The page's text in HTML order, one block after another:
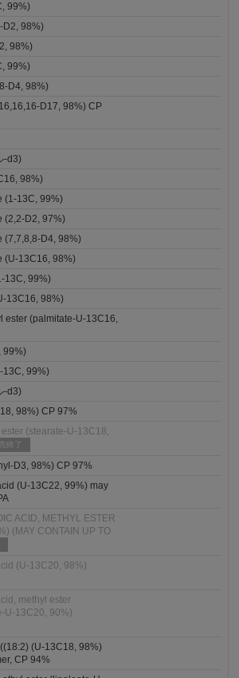
99%)
D2, 98%)
98%)
99%)
D4, 98%)
D17, 98%) CP
-d3)
98%)
(1-13C, 99%)
(2,2-D2, 97%)
(7,7,8,8-D4, 98%)
(U-13C16, 98%)
13C, 99%)
13C16, 98%)
ester (palmitate-U-13C16,
99%)
13C, 99%)
-d3)
98%) CP 97%
(stearate-U-13C18,
売終了
D3, 98%) CP 97%
(U-13C22, 99%) may
ACID, METHYL ESTER
(MAY CONTAIN UP TO
(U-13C20, 98%)
methyl ester
U-13C20, 90%)
(U-13C18, 98%)
CP 94%